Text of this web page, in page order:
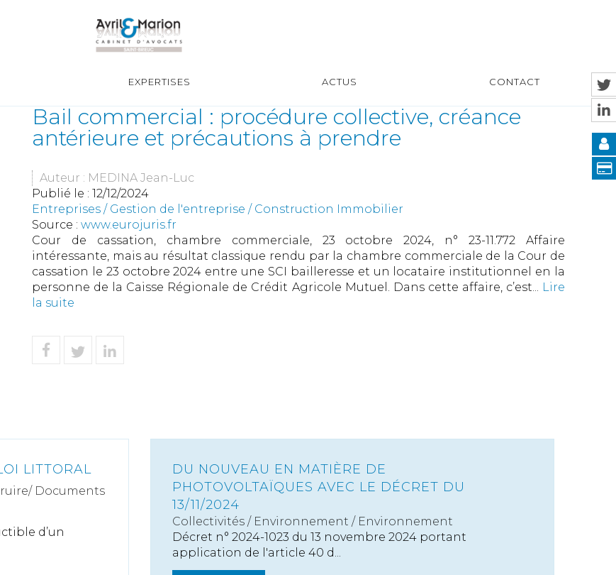
EXPERTISES ACTUS CONTACT
Bail commercial : procédure collective, créance
antérieure et précautions à prendre
Auteur : MEDINA Jean-Luc
Publié le : 12/12/2024
Entreprises / Gestion de l'entreprise / Construction Immobilier
Source : www.eurojuris.fr
Cour de cassation, chambre commerciale, 23 octobre 2024, n° 23-11.772 Affaire
intéressante, mais au résultat classique rendu par la chambre commerciale de la Cour de
cassation le 23 octobre 2024 entre une SCI bailleresse et un locataire institutionnel en la
personne de la Caisse Régionale de Crédit Agricole Mutuel. Dans cette affaire, c’est... Lire
la suite
LITTORAL
Documents
d’un
DU NOUVEAU EN MATIÈRE DE
PHOTOVOLTAÏQUES AVEC LE DÉCRET DU
13/11/2024
Collectivités / Environnement / Environnement
Décret n° 2024-1023 du 13 novembre 2024 portant
application de l'article 40 d...